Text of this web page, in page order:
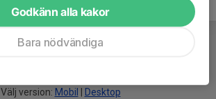
Välj version: Mobil Desktop
Godkänn alla kakor
Bara nödvändiga